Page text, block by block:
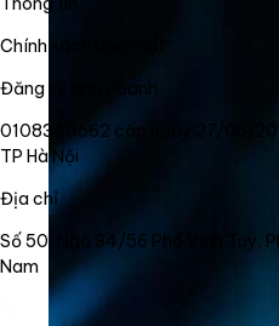
Chính sách bảo mật
Đăng ký kinh doanh
0108340562 cấp ngày 27/06/
TP Hà Nội
Địa chỉ
Số 50, Ngõ 34/56 Phố Vĩnh Tuy,
Nam